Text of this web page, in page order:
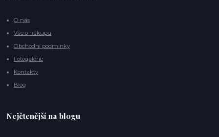
O nás
Vše o nákupu
Obchodní podmínky
Fotogalerie
Kontakty
Blog
Nejčtenější na blogu